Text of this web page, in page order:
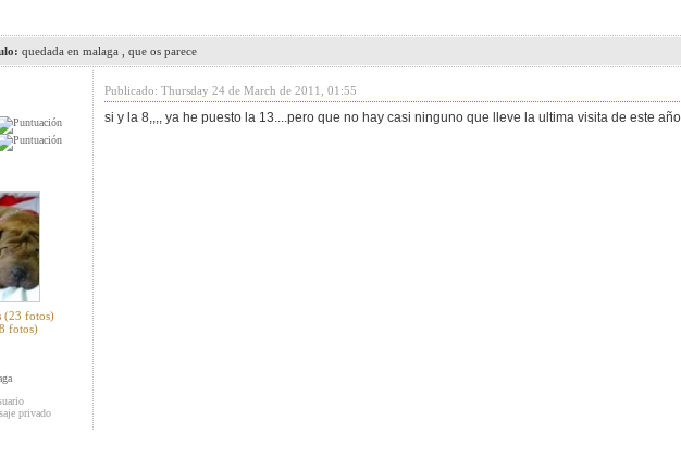
quedada en malaga , que os parece
(23 fotos)
fotos)
privado
Publicado: Thursday 24 de March de 2011, 01:55
si y la 8,,,, ya he puesto la 13....pero que no hay casi ninguno que lleve la ultima visita de este